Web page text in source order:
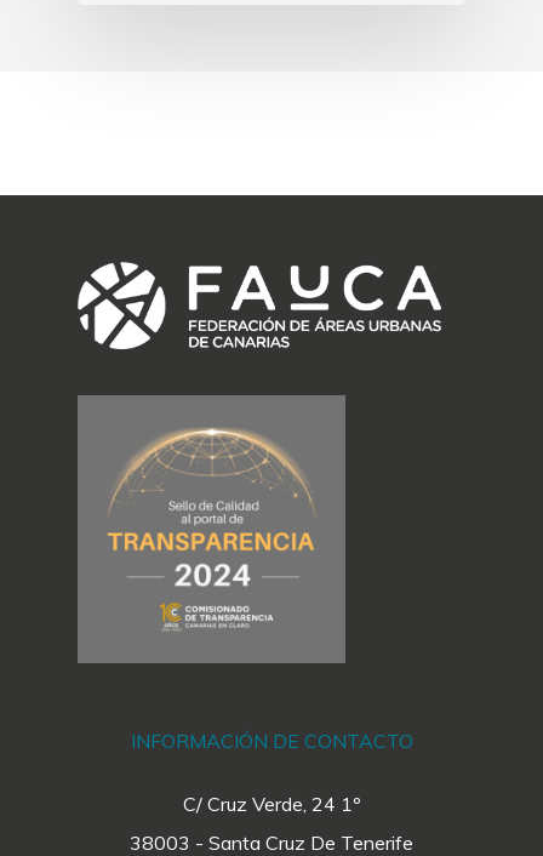
INFORMACIÓN DE CONTACTO
C/ Cruz Verde, 24 1º
38003 - Santa Cruz De Tenerife